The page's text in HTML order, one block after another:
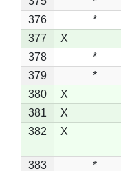
376
*
377
X
378
*
379
*
380
X
381
X
382
X
383 *